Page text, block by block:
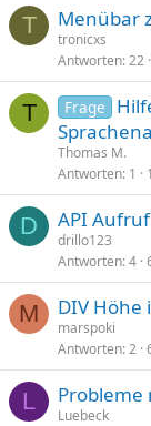
T Menübar
tronicxs
Antworten 22
T Frage
Thomas M.
Antworten 1
D API
drillo123
Antworten 4
M DIV Höhe
marspoki
Antworten 2
L Probleme
Luebeck